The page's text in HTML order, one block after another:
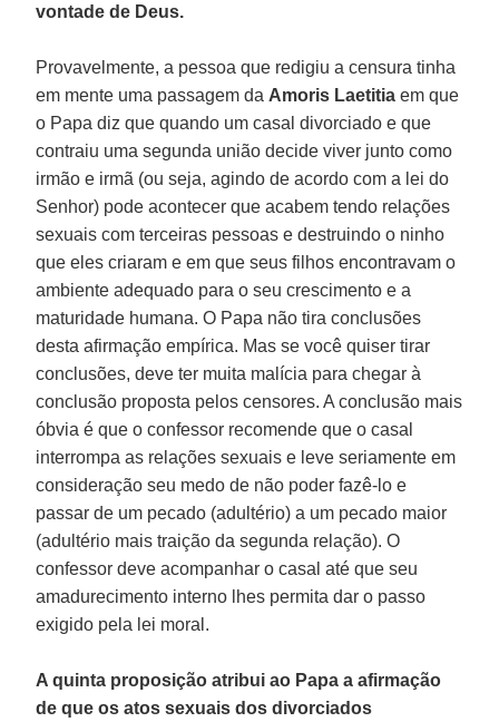
vontade de Deus.
Provavelmente, a pessoa que redigiu a censura tinha
em mente uma passagem da Amoris Laetitia em que
o Papa diz que quando um casal divorciado e que
contraiu uma segunda união decide viver junto como
irmão e irmã (ou seja, agindo de acordo com a lei do
Senhor) pode acontecer que acabem tendo relações
sexuais com terceiras pessoas e destruindo o ninho
que eles criaram e em que seus filhos encontravam o
ambiente adequado para o seu crescimento e a
maturidade humana. O Papa não tira conclusões
desta afirmação empírica. Mas se você quiser tirar
conclusões, deve ter muita malícia para chegar à
conclusão proposta pelos censores. A conclusão mais
óbvia é que o confessor recomende que o casal
interrompa as relações sexuais e leve seriamente em
consideração seu medo de não poder fazê-lo e
passar de um pecado (adultério) a um pecado maior
(adultério mais traição da segunda relação). O
confessor deve acompanhar o casal até que seu
amadurecimento interno lhes permita dar o passo
exigido pela lei moral.
A quinta proposição atribui ao Papa a afirmação
de que os atos sexuais dos divorciados